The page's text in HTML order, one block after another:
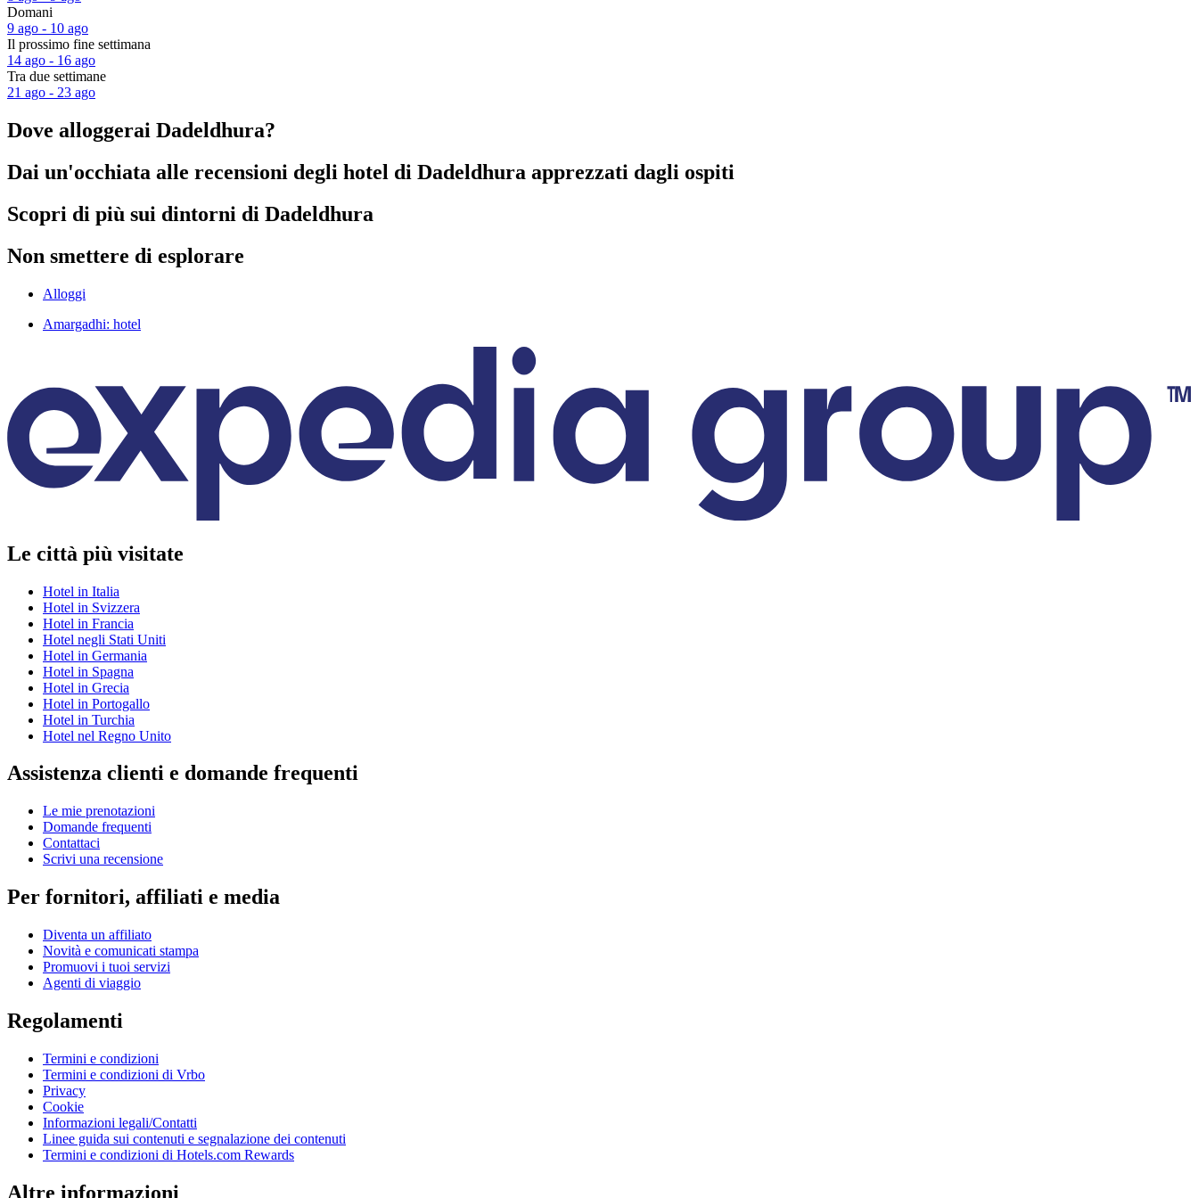
Domani
9 ago - 10 ago
Il prossimo fine settimana
14 ago - 16 ago
Tra due settimane
21 ago - 23 ago
Dove alloggerai Dadeldhura?
Dai un'occhiata alle recensioni degli hotel di Dadeldhura apprezzati dagli ospiti
Scopri di più sui dintorni di Dadeldhura
Non smettere di esplorare
Alloggi
Amargadhi: hotel
Le città più visitate
Hotel in Italia
Hotel in Svizzera
Hotel in Francia
Hotel negli Stati Uniti
Hotel in Germania
Hotel in Spagna
Hotel in Grecia
Hotel in Portogallo
Hotel in Turchia
Hotel nel Regno Unito
Assistenza clienti e domande frequenti
Le mie prenotazioni
Domande frequenti
Contattaci
Scrivi una recensione
Per fornitori, affiliati e media
Diventa un affiliato
Novità e comunicati stampa
Promuovi i tuoi servizi
Agenti di viaggio
Regolamenti
Termini e condizioni
Termini e condizioni di Vrbo
Privacy
Cookie
Informazioni legali/Contatti
Linee guida sui contenuti e segnalazione dei contenuti
Termini e condizioni di Hotels.com Rewards
Altre informazioni